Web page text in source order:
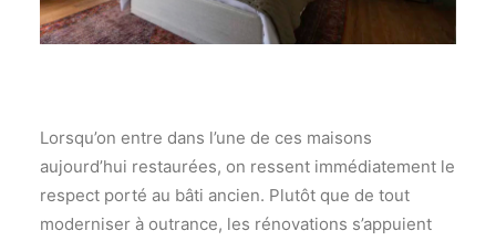
Lorsqu’on entre dans l’une de ces maisons
aujourd’hui restaurées, on ressent immédiatement le
respect porté au bâti ancien. Plutôt que de tout
moderniser à outrance, les rénovations s’appuient